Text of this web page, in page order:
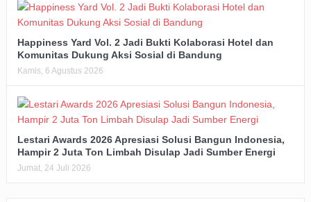
Happiness Yard Vol. 2 Jadi Bukti Kolaborasi Hotel dan
Komunitas Dukung Aksi Sosial di Bandung
Kamis, 6 Agustus 2026
Lestari Awards 2026 Apresiasi Solusi Bangun Indonesia,
Hampir 2 Juta Ton Limbah Disulap Jadi Sumber Energi
Jumat, 24 Juli 2026